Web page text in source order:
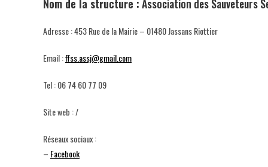
Nom de la structure :Association des Sauveteurs
Adresse : 453 Rue de la Mairie – 01480 Jassans Riottier
Email :ffss.assj@gmail.com
Tel : 06 74 60 77 09
Site web : /
Réseaux sociaux :
– Facebook